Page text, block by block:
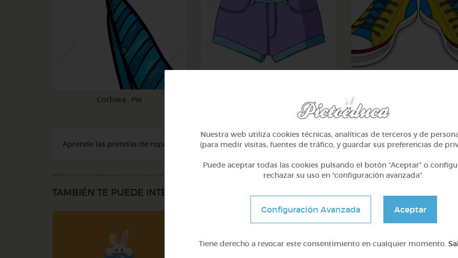
Corbata : Pie PantalÃ³n corto : Shorts
Aprende las prendas de ropa en inglés
TAMBIÉN TE PUEDE INTERESAR
Nuestra web utiliza cookies técnicas, analíticas de terceros y de
(para medir visitas, fuentes de tráfico, y guardar sus preferencias de
Puede aceptar todas las cookies pulsando el botón “Aceptar” o
rechazar su uso en “configuración avanzada”.
Configuración Avanzada Aceptar
Tiene derecho a revocar este consentimiento en cualquier momento.